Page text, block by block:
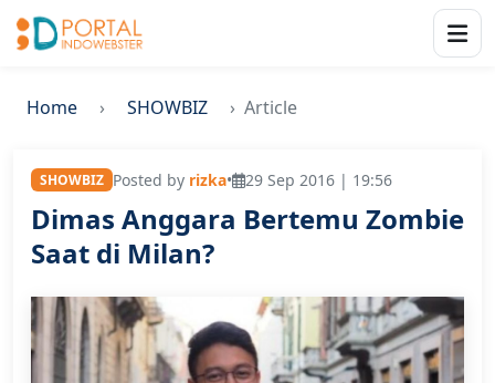
Home SHOWBIZ Article
SHOWBIZ Posted by rizka• 29 Sep 2016 | 19:56
Dimas Anggara Bertemu Zombie
Saat di Milan?